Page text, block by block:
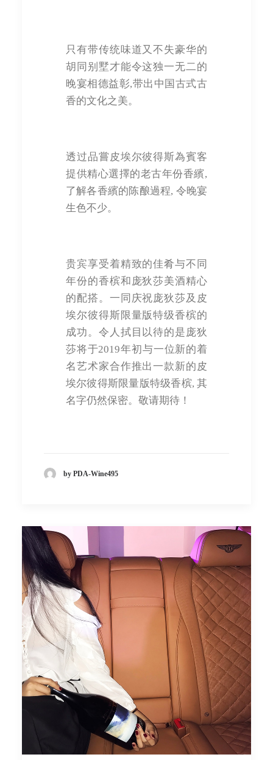
只有带传统味道又不失豪华的
胡同别墅才能令这独一无二的
晚宴相德益彰,带出中国古式古
香的文化之美。
透过品嘗皮埃尔彼得斯為賓客
提供精心選擇的老古年份香繽,
了解各香繽的陈酿過程, 令晚宴
生色不少。
贵宾享受着精致的佳肴与不同
年份的香槟和庞狄莎美酒精心
的配搭。一同庆祝庞狄莎及皮
埃尔彼得斯限量版特级香槟的
成功。令人拭目以待的是庞狄
莎将于2019年初与一位新的着
名艺术家合作推出一款新的皮
埃尔彼得斯限量版特级香槟, 其
名字仍然保密。敬请期待！
by PDA-Wine495